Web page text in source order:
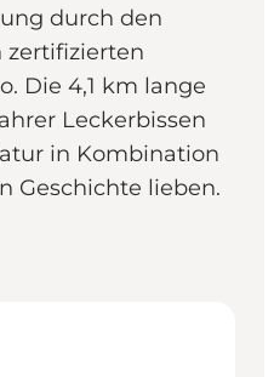
durch den
zertifizierten
Die 4,1 km lange
Leckerbissen
in Kombination
Geschichte lieben.